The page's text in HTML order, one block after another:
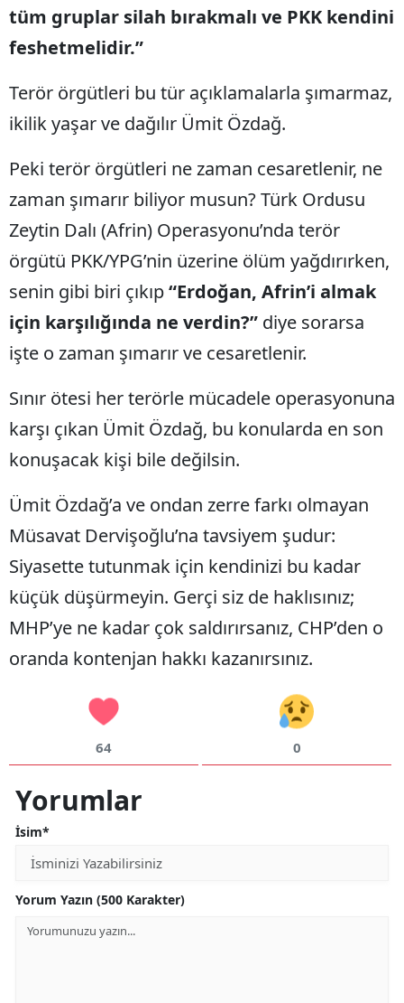
tüm gruplar silah bırakmalı ve PKK kendini
feshetmelidir.”
Terör örgütleri bu tür açıklamalarla şımarmaz,
ikilik yaşar ve dağılır Ümit Özdağ.
Peki terör örgütleri ne zaman cesaretlenir, ne
zaman şımarır biliyor musun? Türk Ordusu
Zeytin Dalı (Afrin) Operasyonu’nda terör
örgütü PKK/YPG’nin üzerine ölüm yağdırırken,
senin gibi biri çıkıp“Erdoğan, Afrin’i almak
için karşılığında ne verdin?” diye sorarsa
işte o zaman şımarır ve cesaretlenir.
Sınır ötesi her terörle mücadele operasyonuna
karşı çıkan Ümit Özdağ, bu konularda en son
konuşacak kişi bile değilsin.
Ümit Özdağ’a ve ondan zerre farkı olmayan
Müsavat Dervişoğlu’na tavsiyem şudur:
Siyasette tutunmak için kendinizi bu kadar
küçük düşürmeyin. Gerçi siz de haklısınız;
MHP’ye ne kadar çok saldırırsanız, CHP’den o
oranda kontenjan hakkı kazanırsınız.
64 0
Yorumlar
İsim*
Yorum Yazın (500 Karakter)